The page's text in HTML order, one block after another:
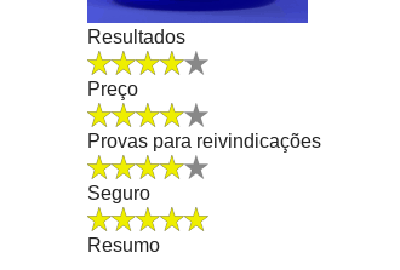
Resultados
Preço
Provas para reivindicações
Seguro
Resumo